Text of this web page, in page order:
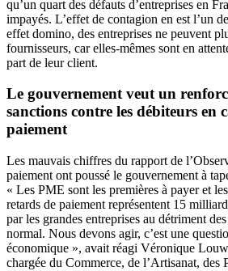
qu’un quart des défauts d’entreprises en
impayés. L’effet de contagion en est l’un
effet domino, des entreprises ne peuvent
fournisseurs, car elles-mêmes sont en
part de leur client.
Le gouvernement veut un
sanctions contre les débiteurs en
paiement
Les mauvais chiffres du rapport de
paiement ont poussé le gouvernement à
« Les PME sont les premières à payer et
retards de paiement représentent 15
par les grandes entreprises au détriment
normal. Nous devons agir, c’est une
économique », avait réagi Véronique
chargée du Commerce, de l’Artisanat, des